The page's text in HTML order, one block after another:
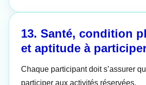
13. Santé, condition
et aptitude à
Chaque participant doit s’assurer
participer aux activités réservées.